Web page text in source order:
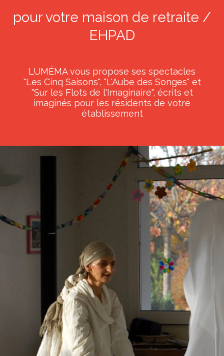
pour votre maison de retraite /
EHPAD
LUMÉMA vous propose ses spectacles
"Les Cinq Saisons", "L'Aube des Songes" et
"Sur les Flots de l'Imaginaire", écrits et
imaginés pour les résidents de votre
établissement